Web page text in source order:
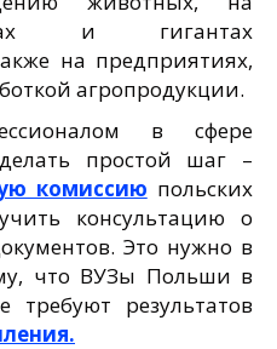
и гигантах
на предприятиях,
агропродукции.
в сфере
простой шаг –
комиссию польских
консультацию о
Это нужно в
что ВУЗы Польши в
требуют результатов